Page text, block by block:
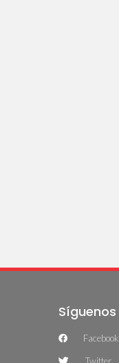
Síguenos
Facebook